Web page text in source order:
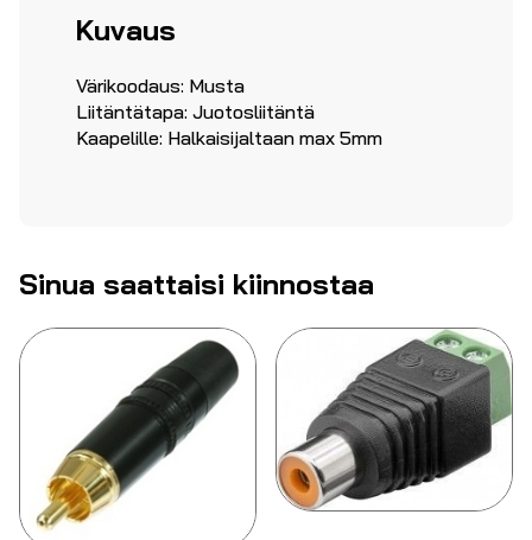
Kuvaus
Värikoodaus: Musta
Liitäntätapa: Juotosliitäntä
Kaapelille: Halkaisijaltaan max 5mm
Sinua saattaisi kiinnostaa